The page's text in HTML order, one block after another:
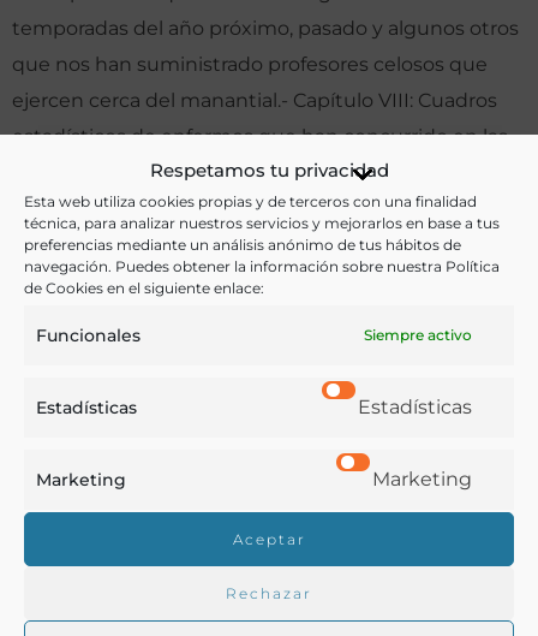
Respetamos tu privacidad
Esta web utiliza cookies propias y de terceros con una finalidad
técnica, para analizar nuestros servicios y mejorarlos en base a tus
preferencias mediante un análisis anónimo de tus hábitos de
navegación. Puedes obtener la información sobre nuestra Política
de Cookies en el siguiente enlace:
Funcionales Siempre activo
Estadísticas Estadísticas
Marketing Marketing
Aceptar
Rechazar
temporadas del año próximo, pasado y algunos otros
que nos han suministrado profesores celosos que
ejercen cerca del manantial.- Capítulo VIII: Cuadros
estadísticos de enfermos que han concurrido en las
dos temporadas del año de 1857, con expresión de
clases, enfermedades y resultados obtenidos.-
Capítulo IX: Historia de algunos de los muchos casos
notables que se han presentado durante las dos
Otras ediciones:
Memoria sobre las aguas hidro-sulfurosas a la vez que
salinas, templadas y muy calientes de la villa de Zújar,
en la provincia de Granada. Madrid: Impr. de Antonio
G. y Orga, 1858. 61 p.